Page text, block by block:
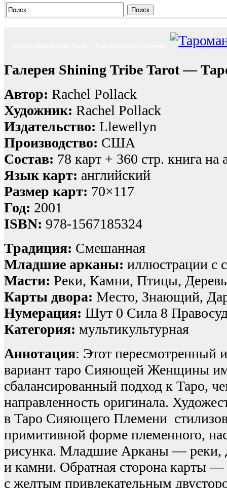
Поиск
Галерея Shining Tribe Tarot —
Автор: Rachel Pollack
Художник: Rachel Pollack
Издательство: Llewellyn
Производство: США
Состав: 78 карт + 360 стр. книга на
Язык карт: английский
Размер карт: 70×117
Год: 2001
ISBN: 978-1567185324
Традиция: Смешанная
Младшие арканы: иллюстрации с
Масти: Реки, Камни, Птицы,
Карты двора: Место, Знающий,
Нумерация: Шут 0 Сила 8
Категория: мультикультурная
Аннотация: Этот пересмотренный
вариант таро Сияющей Женщины
сбалансированный подход к Таро,
направленность оригинала.
в Таро Сияющего Племени
примитивной форме племенного,
рисунка. Младшие Арканы — реки,
и камни. Обратная сторона карты —
с желтым привлекательным